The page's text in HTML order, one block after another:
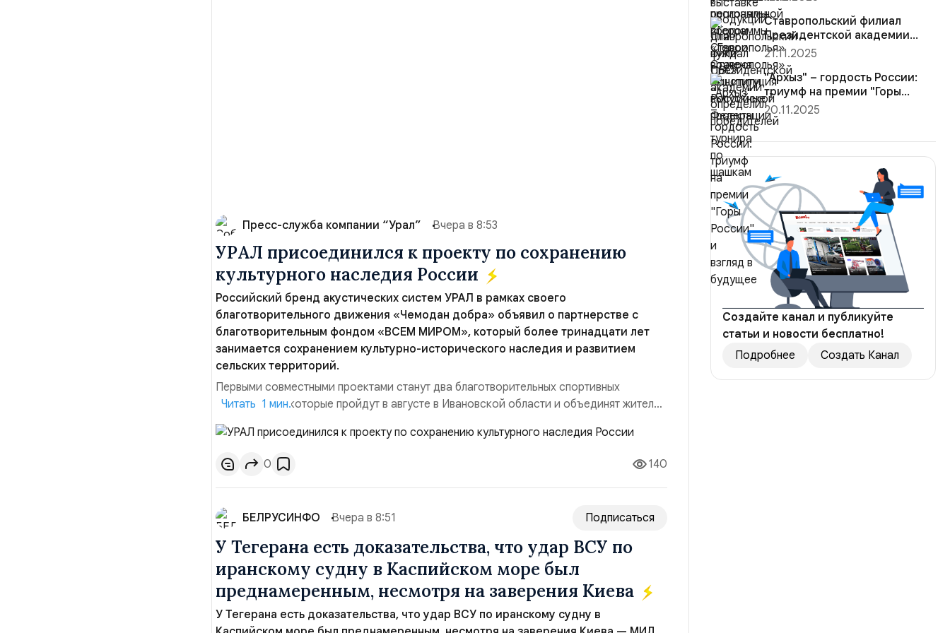
Пресс-служба компании “Урал” Вчера в 8:53
УРАЛ присоединился к проекту по сохранению
культурного наследия России
Российский бренд акустических систем УРАЛ в рамках своего
благотворительного движения «Чемодан добра» объявил о партнерстве с
благотворительным фондом «ВСЕМ МИРОМ», который более тринадцати лет
занимается сохранением культурно-исторического наследия и развитием
сельских территорий.
Первыми совместными проектами станут два благотворительных спортивных
мероприятия, которые пройдут в августе в Ивановской области и объединят жителей
региона, волонтеров и участников со всей страны. Для УРАЛ это продолжение
философии бренда, основанной на развитии российского производства и
продвижении русского звука. Компания убеждена, что уважение к с...
Читать 1 мин.
0 140
БЕЛРУСИНФО Вчера в 8:51 Подписаться
У Тегерана есть доказательства, что удар ВСУ по
иранскому судну в Каспийском море был
преднамеренным, несмотря на заверения Киева
У Тегерана есть доказательства, что удар ВСУ по иранскому судну в
Конституция Ро...
Ставропольский филиал
Президентской академии
определил победителей
турнира ...
21.11.2025
"Архыз" – гордость России:
триумф на премии "Горы
России"...
20.11.2025
Создайте канал и публикуйте
статьи и новости бесплатно!
Подробнее
Создать Канал